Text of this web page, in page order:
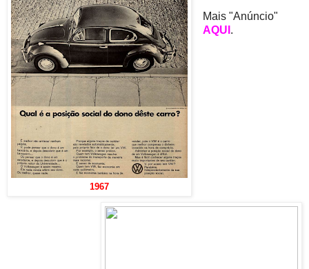
1967
Mais "Anúncio"
AQUI .